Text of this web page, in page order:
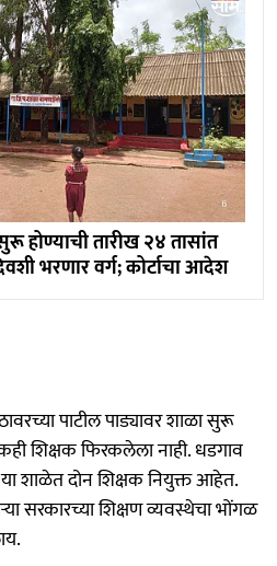
होण्याची तारीख २४ तासांत
भरणार वर्ग; कोर्टाचा आदेश
पाटील पाड्यावर शाळा सुरू
शिक्षक फिरकलेला नाही. धडगाव
या शाळेत दोन शिक्षक नियुक्त आहेत.
सरकारच्या शिक्षण व्यवस्थेचा भोंगळ